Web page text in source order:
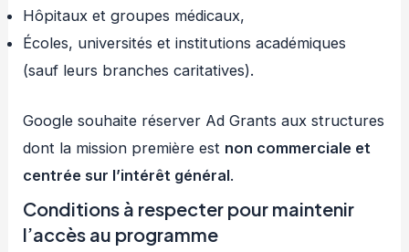
Hôpitaux et groupes médicaux,
Écoles, universités et institutions académiques
(sauf leurs branches caritatives).
Google souhaite réserver Ad Grants aux structures
dont la mission première est non commerciale et
centrée sur l’intérêt général.
Conditions à respecter pour maintenir
l’accès au programme